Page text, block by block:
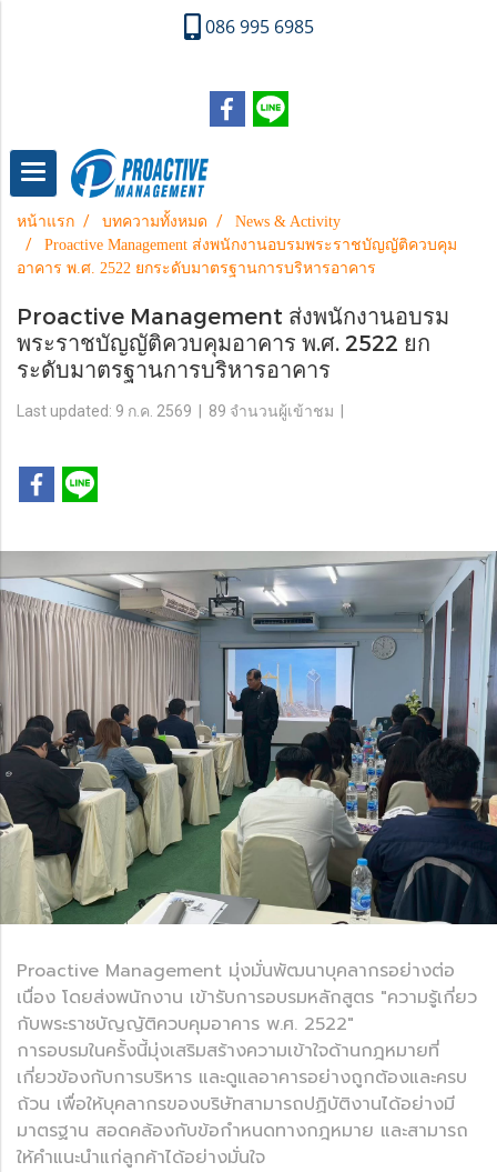
086 995 6985
หน้าแรก บทความทั้งหมด
News & Activity
Proactive Management ส่งพนักงานอบรมพระราชบัญญัติควบคุม
อาคาร พ.ศ. 2522 ยกระดับมาตรฐานการบริหารอาคาร
Proactive Management ส่งพนักงานอบรม
พระราชบัญญัติควบคุมอาคาร พ.ศ. 2522 ยก
ระดับมาตรฐานการบริหารอาคาร
Last updated: 9 ก.ค. 2569 89 จำนวนผู้เข้าชม
Proactive Management มุ่งมั่นพัฒนาบุคลากรอย่างต่อ
เนื่อง โดยส่งพนักงาน เข้ารับการอบรมหลักสูตร "ความรู้เกี่ยว
กับพระราชบัญญัติควบคุมอาคาร พ.ศ. 2522"
การอบรมในครั้งนี้มุ่งเสริมสร้างความเข้าใจด้านกฎหมายที่
เกี่ยวข้องกับการบริหาร และดูแลอาคารอย่างถูกต้องและครบ
ถ้วน เพื่อให้บุคลากรของบริษัทสามารถปฏิบัติงานได้อย่างมี
มาตรฐาน สอดคล้องกับข้อกำหนดทางกฎหมาย และสามารถ
ให้คำแนะนำแก่ลูกค้าได้อย่างมั่นใจ